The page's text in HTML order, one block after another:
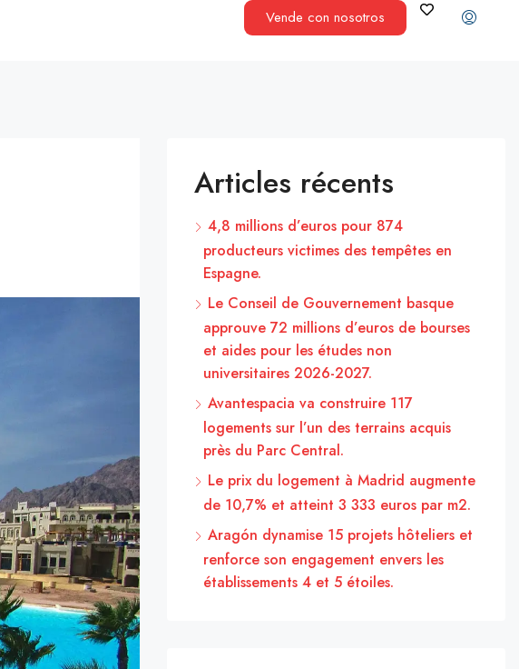
Vende con nosotros
Articles récents
4,8 millions d’euros pour 874
producteurs victimes des tempêtes en
Espagne.
Le Conseil de Gouvernement basque
approuve 72 millions d’euros de bourses
et aides pour les études non
universitaires 2026-2027.
Avantespacia va construire 117
logements sur l’un des terrains acquis
près du Parc Central.
Le prix du logement à Madrid augmente
de 10,7% et atteint 3 333 euros par m2.
Aragón dynamise 15 projets hôteliers et
renforce son engagement envers les
établissements 4 et 5 étoiles.